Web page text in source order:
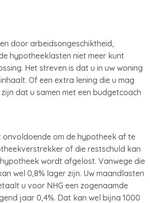
door arbeidsongeschiktheid,
hypotheeklasten niet meer kunt
Het streven is dat u in uw woning
Of een extra lening die u mag
dat u samen met een budgetcoach
onvoldoende om de hypotheek af te
of die restschuld kan
wordt afgelost. Vanwege die
wel 0,8% lager zijn. Uw maandlasten
u voor NHG een zogenaamde
jaar 0,4%. Dat kan wel bijna 1000